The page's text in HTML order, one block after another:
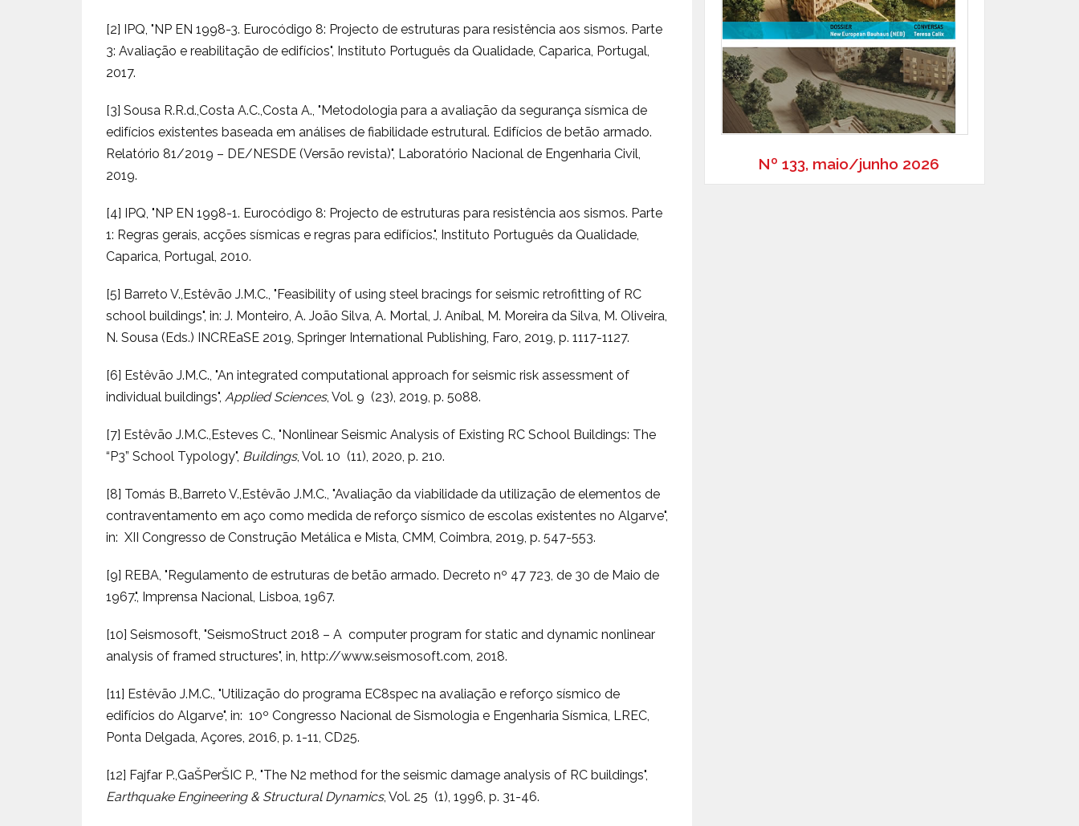
[2] IPQ, "NP EN 1998-3. Eurocódigo 8: Projecto de estruturas para resistência aos sismos. Parte
3: Avaliação e reabilitação de edifícios", Instituto Português da Qualidade, Caparica, Portugal,
2017.
[3] Sousa R.R.d.,Costa A.C.,Costa A., "Metodologia para a avaliação da segurança sísmica de
edifícios existentes baseada em análises de fiabilidade estrutural. Edifícios de betão armado.
Relatório 81/2019 – DE/NESDE (Versão revista)", Laboratório Nacional de Engenharia Civil,
2019.
[4] IPQ, "NP EN 1998-1. Eurocódigo 8: Projecto de estruturas para resistência aos sismos. Parte
1: Regras gerais, acções sísmicas e regras para edifícios.", Instituto Português da Qualidade,
Caparica, Portugal, 2010.
[5] Barreto V.,Estêvão J.M.C., "Feasibility of using steel bracings for seismic retrofitting of RC
school buildings", in: J. Monteiro, A. João Silva, A. Mortal, J. Aníbal, M. Moreira da Silva, M. Oliveira,
N. Sousa (Eds.) INCREaSE 2019, Springer International Publishing, Faro, 2019, p. 1117-1127.
[6] Estêvão J.M.C., "An integrated computational approach for seismic risk assessment of
individual buildings", Applied Sciences, Vol. 9 (23), 2019, p. 5088.
[7] Estêvão J.M.C.,Esteves C., "Nonlinear Seismic Analysis of Existing RC School Buildings: The
“P3” School Typology", Buildings, Vol. 10 (11), 2020, p. 210.
[8] Tomás B.,Barreto V.,Estêvão J.M.C., "Avaliação da viabilidade da utilização de elementos de
contraventamento em aço como medida de reforço sísmico de escolas existentes no Algarve",
in: XII Congresso de Construção Metálica e Mista, CMM, Coimbra, 2019, p. 547-553.
[9] REBA, "Regulamento de estruturas de betão armado. Decreto nº 47 723, de 30 de Maio de
1967.", Imprensa Nacional, Lisboa, 1967.
[10] Seismosoft, "SeismoStruct 2018 – A computer program for static and dynamic nonlinear
analysis of framed structures", in, http://www.seismosoft.com, 2018.
[11] Estêvão J.M.C., "Utilização do programa EC8spec na avaliação e reforço sísmico de
edifícios do Algarve", in: 10º Congresso Nacional de Sismologia e Engenharia Sísmica, LREC,
Ponta Delgada, Açores, 2016, p. 1-11, CD25.
[12] Fajfar P.,GaŠPerŠIC P., "The N2 method for the seismic damage analysis of RC buildings",
Earthquake Engineering & Structural Dynamics, Vol. 25 (1), 1996, p. 31-46.
Nº 133, maio/junho 2026